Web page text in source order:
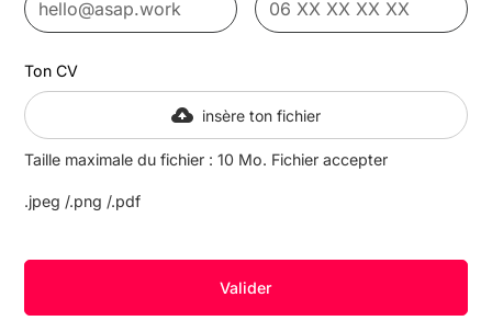
Ton CV
insère ton fichier
Taille maximale du fichier : 10 Mo. Fichier accepter
.jpeg /.png /.pdf